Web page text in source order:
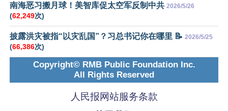
南海恶习搬月球！美智库促太空军反制中共 2026/5/26
(62,249次)
披露洪灾被指“以灾乱国”？习总书记你在哪里 📝 2026/5/25
(66,386次)
Copyright© RMB Public Foundation Inc.
All Rights Reserved
人民报网站服务条款